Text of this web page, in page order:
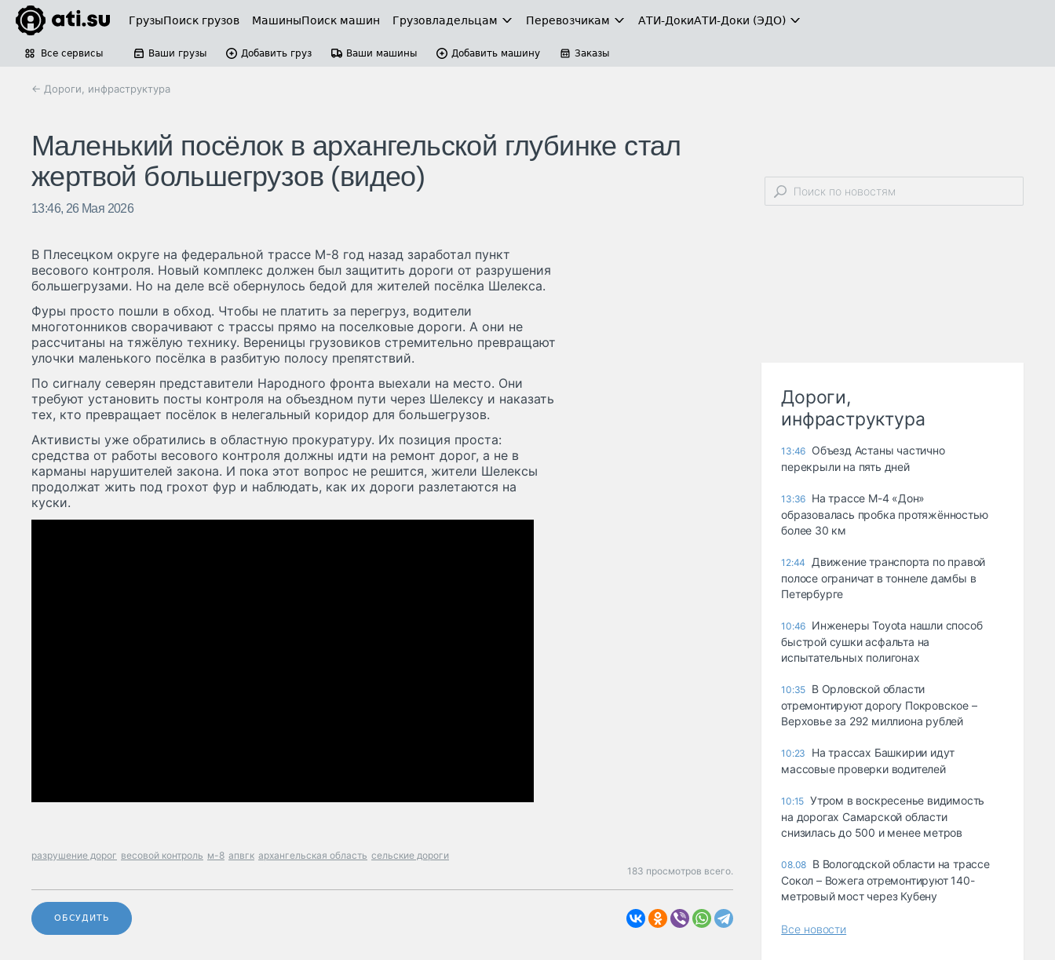
ГрузыПоиск грузов МашиныПоиск машин Грузовладельцам Перевозчикам АТИ-ДокиАТИ-Доки (ЭДО)
Все сервисы Ваши грузы Добавить груз Ваши машины Добавить машину Заказы
← Дороги, инфраструктура
Маленький посёлок в архангельской глубинке стал
жертвой большегрузов (видео)
13:46, 26 Мая 2026
В Плесецком округе на федеральной трассе М-8 год назад заработал пункт
весового контроля. Новый комплекс должен был защитить дороги от разрушения
большегрузами. Но на деле всё обернулось бедой для жителей посёлка Шелекса.
Фуры просто пошли в обход. Чтобы не платить за перегруз, водители
многотонников сворачивают с трассы прямо на поселковые дороги. А они не
рассчитаны на тяжёлую технику. Вереницы грузовиков стремительно превращают
улочки маленького посёлка в разбитую полосу препятствий.
По сигналу северян представители Народного фронта выехали на место. Они
требуют установить посты контроля на объездном пути через Шелексу и наказать
тех, кто превращает посёлок в нелегальный коридор для большегрузов.
Активисты уже обратились в областную прокуратуру. Их позиция проста:
средства от работы весового контроля должны идти на ремонт дорог, а не в
карманы нарушителей закона. И пока этот вопрос не решится, жители Шелексы
продолжат жить под грохот фур и наблюдать, как их дороги разлетаются на
куски.
разрушение дорог весовой контроль м-8 апвгк архангельская область сельские дороги
183 просмотров всего.
ОБСУДИТЬ
Дороги,
инфраструктура
13:46 Объезд Астаны частично
перекрыли на пять дней
13:36 На трассе М-4 «Дон»
образовалась пробка протяжённостью
более 30 км
12:44
Движение транспорта по правой
полосе ограничат в тоннеле дамбы в
Петербурге
10:46 Инженеры Toyota нашли способ
быстрой сушки асфальта на
испытательных полигонах
10:35 В Орловской области
отремонтируют дорогу Покровское –
Верховье за 292 миллиона рублей
10:23
На трассах Башкирии идут
массовые проверки водителей
10:15 Утром в воскресенье видимость
на дорогах Самарской области
снизилась до 500 и менее метров
08.08 В Вологодской области на трассе
Сокол – Вожега отремонтируют 140-
метровый мост через Кубену
Все новости